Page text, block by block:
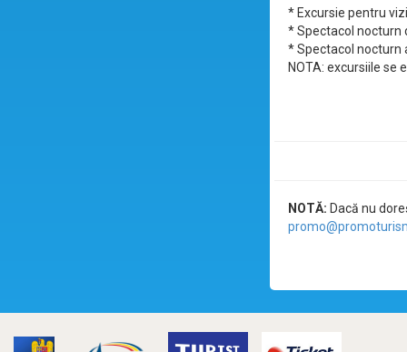
* Excursie pentru
* Spectacol nocturn
* Spectacol nocturn
NOTA: excursiile
NOTĂ: Dacă nu